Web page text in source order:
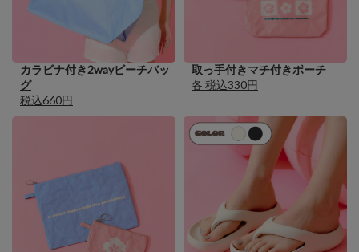
カラビナ付き2wayビーチバッ
グ
税込660円
取っ手付きマチ付きポーチ
各 税込330円